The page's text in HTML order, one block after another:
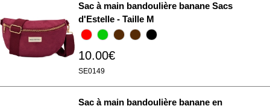
Sac à main bandoulière banane Sacs
d'Estelle - Taille M
10.00€
SE0149
Sac à main bandoulière banane en